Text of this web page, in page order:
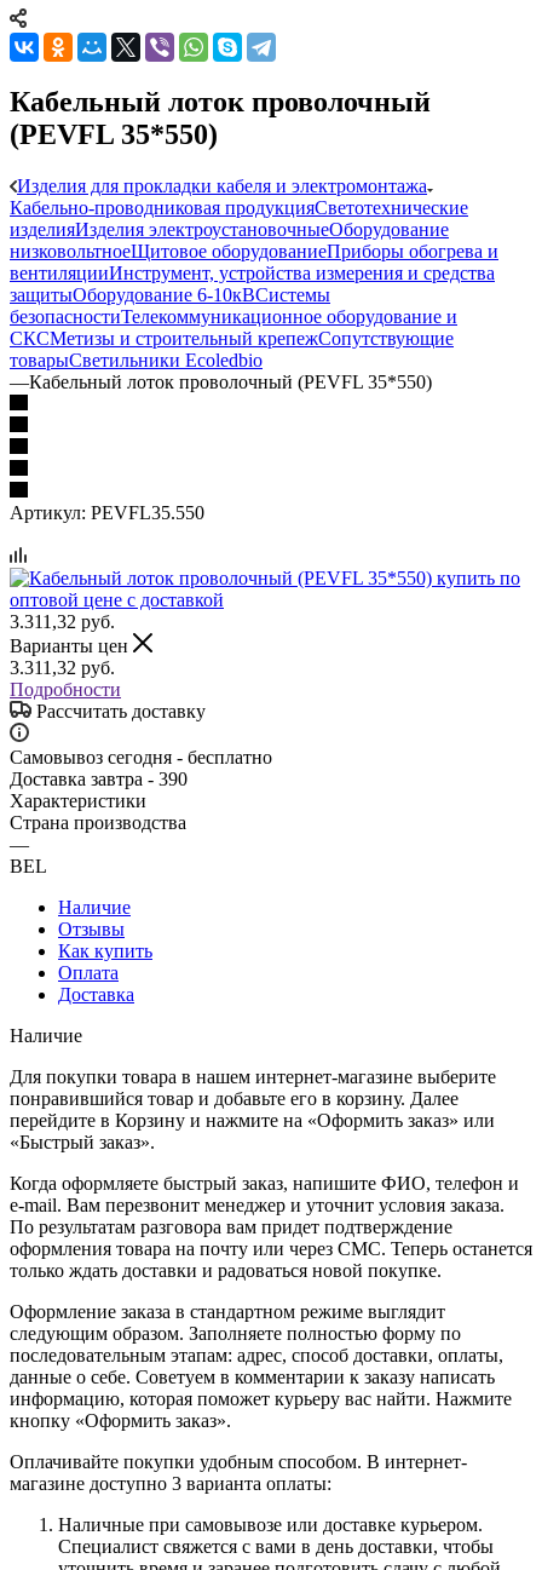
Кабельный лоток проволочный
(PEVFL 35*550)
Изделия для прокладки кабеля и электромонтажа
Кабельно-проводниковая продукцияСветотехнические
изделияИзделия электроустановочныеОборудование
низковольтноеЩитовое оборудованиеПриборы обогрева и
вентиляцииИнструмент, устройства измерения и средства
защитыОборудование 6-10кВСистемы
безопасностиТелекоммуникационное оборудование и
СКСМетизы и строительный крепежСопутствующие
товарыСветильники Ecoledbio
—Кабельный лоток проволочный (PEVFL 35*550)
Артикул: PEVFL35.550
3.311,32 руб.
Варианты цен
3.311,32 руб.
Подробности
Рассчитать доставку
Самовывоз сегодня - бесплатно
Доставка завтра - 390
Характеристики
Страна производства
—
BEL
Наличие
Отзывы
Как купить
Оплата
Доставка
Наличие
Для покупки товара в нашем интернет-магазине выберите
понравившийся товар и добавьте его в корзину. Далее
перейдите в Корзину и нажмите на «Оформить заказ» или
«Быстрый заказ».
Когда оформляете быстрый заказ, напишите ФИО, телефон и
e-mail. Вам перезвонит менеджер и уточнит условия заказа.
По результатам разговора вам придет подтверждение
оформления товара на почту или через СМС. Теперь останется
только ждать доставки и радоваться новой покупке.
Оформление заказа в стандартном режиме выглядит
следующим образом. Заполняете полностью форму по
последовательным этапам: адрес, способ доставки, оплаты,
данные о себе. Советуем в комментарии к заказу написать
информацию, которая поможет курьеру вас найти. Нажмите
кнопку «Оформить заказ».
Оплачивайте покупки удобным способом. В интернет-
магазине доступно 3 варианта оплаты:
Наличные при самовывозе или доставке курьером.
Специалист свяжется с вами в день доставки, чтобы